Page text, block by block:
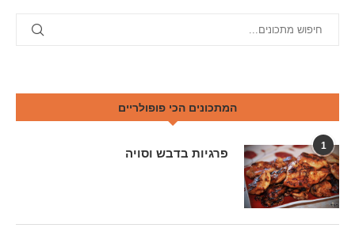
המתכונים הכי פופולריים
1
פרגיות בדבש וסויה